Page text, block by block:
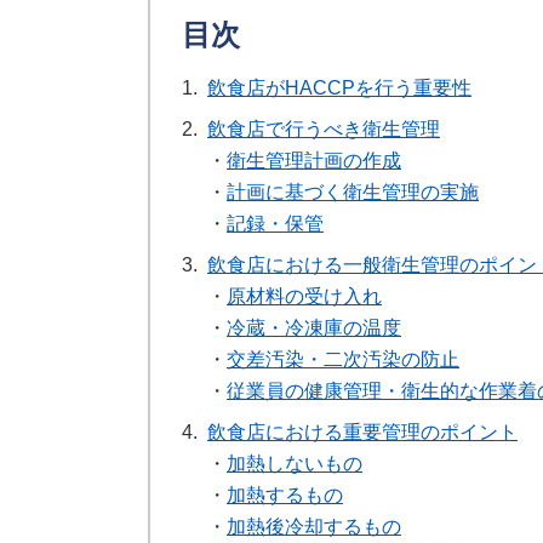
目次
1. 飲食店がHACCPを行う重要性
2. 飲食店で行うべき衛生管理
・ 衛生管理計画の作成
・ 計画に基づく衛生管理の実施
・ 記録・保管
3. 飲食店における一般衛生管理のポイン
・ 原材料の受け入れ
・ 冷蔵・冷凍庫の温度
・ 交差汚染・二次汚染の防止
・ 従業員の健康管理・衛生的な作業着
4. 飲食店における重要管理のポイント
・ 加熱しないもの
・ 加熱するもの
・ 加熱後冷却するもの